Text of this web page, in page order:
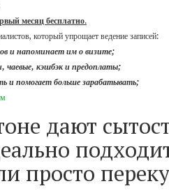
месяц бесплатно.
который упрощает ведение записей:
и напоминает им о визите;
чаевые, кэшбэк и предоплаты;
и помогает больше зарабатывать;
дают
просто